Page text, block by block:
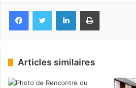
FacebookTwitter LinkedinImprimer
Articles similaires